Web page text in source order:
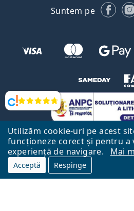
Utilizăm cookie-uri pe acest
funcționeze corect și pentru a
experiență de navigare.
Mai
Acceptă Respinge
Opinii
Suntem pe
Către Pagina Principală